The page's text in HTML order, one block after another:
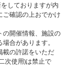
しておりますが内
確認の上おでかけ
開催情報、施設の
合があります。
の許諾をいただ
次使用)は禁止で